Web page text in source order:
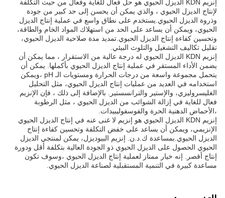
إنزيم KDN الديزل الحيوي هو حل فعال للغاية وفعال من حيث التكلفة
لإنتاج الديزل الحيوي ، والذي يمكن أن يحسن إلى حد كبير من جودة
وذروة الديزل الحيوي.يستخدم على نطاق واسع في عملية إنتاج الديزل
الحيوي، ويمكن أن يساعد على الحد من استهلاك المواد الخام والطاقة،
وتحسين كفاءة إنتاج الديزل الحيوي.تمديد مدة صلاحية الديزل الحيوي،
تقليل تكاليف التشغيل والتلوث البيئي.
إنزيم KDN الديزل الحيوي له درجة عالية من الاستقرار ، مما يمكن أن
يضمن الأداء المستقر في عملية إنتاج الديزل الحيوي بأكملها. يمكن أن
يتحمل مجموعة واسعة من درجات الحرارة ومستويات الـ pH ،ويمكن
استخدامه في العديد من عمليات إنتاج الديزل الحيوي، مثل التحليل
الغليسروليزي، والإستير والترانسستير. بالإضافة إلى ذلك ، فإن الإنزيم
فعال للغاية في إزالة الشوائب من الديزل الحيوي ، مثل الرطوبة
،الأحماض الدهنية الحرة والفوسفوليبيدات.
إنزيم KDN الديزل الحيوي هو إنزيم لا غنى عنه في إنتاج الديزل الحيوي
الإنزيمي، ويمكن أن يساعد على خفض التكلفة وتحسين كفاءة إنتاج
الديزل الحيوي.بمساعدة ك.د.ن. إنزيم البيوديزل، يمكن لمنتجي الديزل
الحيوي الحصول على الديزل الحيوي ذو الجودة العالية بتكلفة أقل ودورة
إنتاج أقصر. إنه خيار ممتاز لعملية إنتاج الديزل الحيوي ،وسوف تكون
مساعدة كبيرة في التنمية المستقبلية لصناعة الديزل الحيوي.